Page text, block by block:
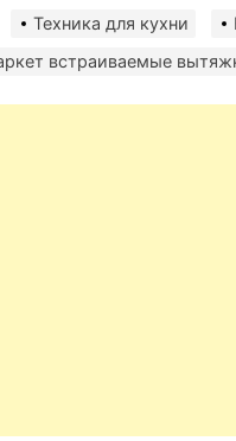
Техника для кухни
встраиваемые